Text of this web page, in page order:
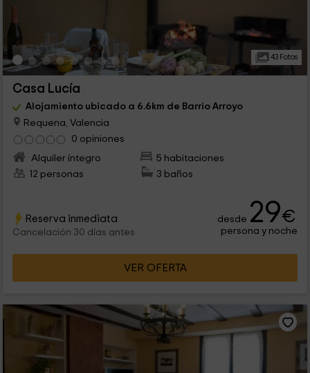
43 Fotos
Casa Lucía
Alojamiento ubicado a 6.6km de Barrio Arroyo
Requena, Valencia
0 opiniones
Alquiler íntegro
5 habitaciones
12 personas
3 baños
Reserva inmediata
Cancelación 30 días antes
desde 29€
persona y noche
VER OFERTA